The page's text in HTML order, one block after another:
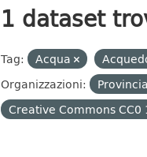
1 dataset
Tag: Acqua
Organizzazioni:
Creative Commons